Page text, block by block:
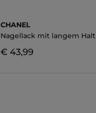
CHANEL
Nagellack mit langem Halt
€ 43,99